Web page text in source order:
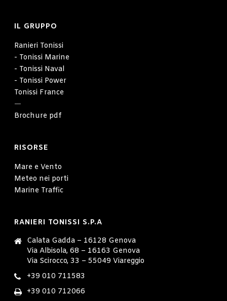
IL GRUPPO
Ranieri Tonissi
- Tonissi Marine
- Tonissi Naval
- Tonissi Power
Tonissi France
—
Brochure pdf
RISORSE
Mare e Vento
Meteo nei porti
Marine Traffic
RANIERI TONISSI S.P.A
Calata Gadda – 16128 Genova
Via Albisola, 68 – 16163 Genova
Via Scirocco, 33 – 55049 Viareggio
+39 010 711583
+39 010 712066